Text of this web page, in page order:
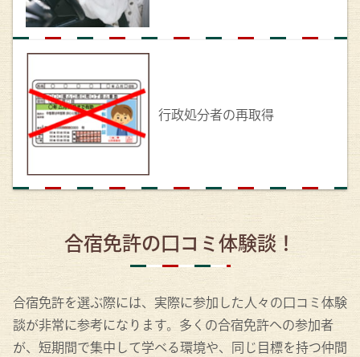
行政処分者の再取得
合宿免許の口コミ体験談！
合宿免許を選ぶ際には、実際に参加した人々の口コミ体験
談が非常に参考になります。多くの合宿免許への参加者
が、短期間で集中して学べる環境や、同じ目標を持つ仲間